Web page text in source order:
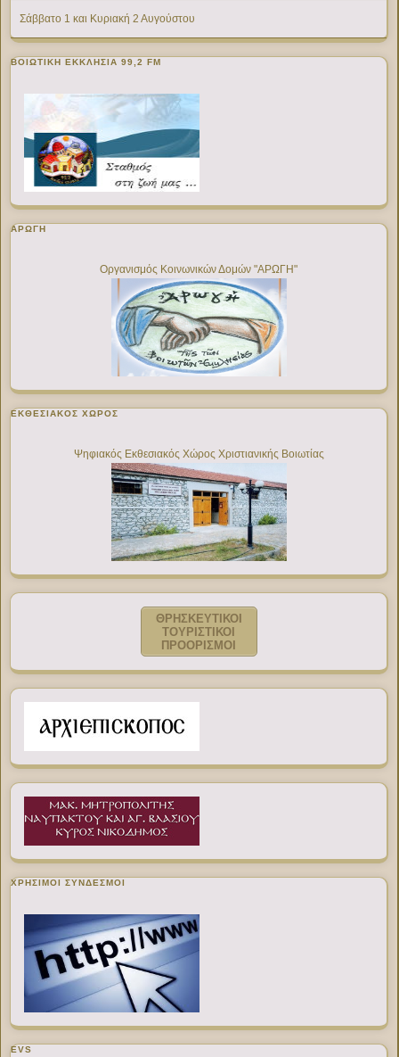
Σάββατο 1 και Κυριακή 2 Αυγούστου
ΒΟΙΩΤΙΚΉ ΕΚΚΛΗΣΊΑ 99,2 FM
ΑΡΩΓΗ
Οργανισμός Κοινωνικών Δομών "ΑΡΩΓΗ"
ΕΚΘΕΣΙΑΚΌΣ ΧΏΡΟΣ
Ψηφιακός Εκθεσιακός Χώρος Χριστιανικής Βοιωτίας
ΘΡΗΣΚΕΥΤΙΚΟΙ
ΤΟΥΡΙΣΤΙΚΟΙ
ΠΡΟΟΡΙΣΜΟΙ
ΧΡΉΣΙΜΟΙ ΣΎΝΔΕΣΜΟΙ
EVS